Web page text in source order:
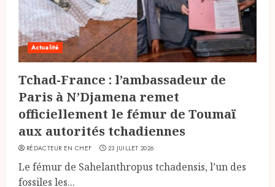
Actualité
Tchad-France : l’ambassadeur de
Paris à N’Djamena remet
officiellement le fémur de Toumaï
aux autorités tchadiennes
RÉDACTEUR EN CHEF 23 JUILLET 2026
Le fémur de Sahelanthropus tchadensis, l’un des
fossiles les...